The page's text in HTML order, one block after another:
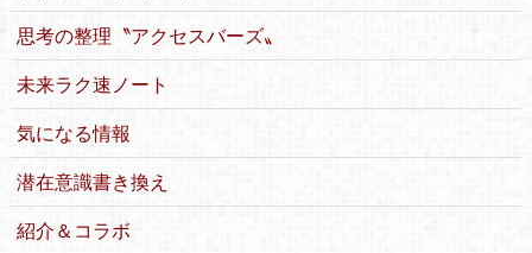
思考の整理〝アクセスバーズ〟
未来ラク速ノート
気になる情報
潜在意識書き換え
紹介＆コラボ